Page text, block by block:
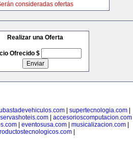
consideradas ofertas
Realizar una Oferta
Ofrecido $
| supertecnologia.com|
accesorioscomputacion.com
eventosusa.com musicalizacion.com
|